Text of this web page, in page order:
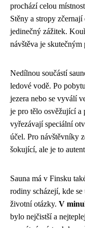
prochází celou
Stěny a stropy
jedinečný zážitek.
návštěva je
Nedílnou součástí
ledové vodě. Po
jezera nebo se vyválí
je pro tělo osvěžující a
vyřezávají speciální
účel. Pro návštěvníky
šokující, ale je to
Sauna má v Finsku
rodiny scházejí, kde
životní otázky. V
bylo nejčistší a